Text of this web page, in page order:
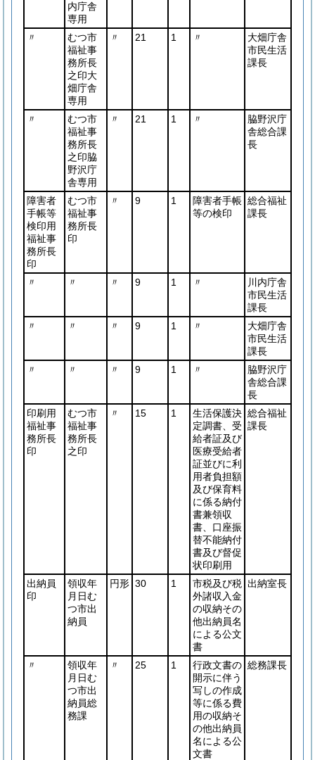
内庁舎
専用
〃
むつ市
福祉事
務所長
之印大
畑庁舎
専用
〃 21 1 〃
大畑庁舎
市民生活
課長
〃
むつ市
福祉事
務所長
之印脇
野沢庁
舎専用
〃 21 1 〃
脇野沢庁
舎総合課
長
障害者
手帳等
検印用
福祉事
務所長
印
むつ市
福祉事
務所長
印
〃 9 1
障害者手帳
等の検印
総合福祉
課長
〃 〃 〃 9 1 〃
川内庁舎
市民生活
課長
〃
〃 〃 9 1 〃
大畑庁舎
市民生活
課長
〃
〃 〃 9 1 〃
脇野沢庁
舎総合課
長
印刷用
福祉事
務所長
印
むつ市
福祉事
務所長
之印
〃 15 1
生活保護決
定調書、受
給者証及び
医療受給者
証並びに利
用者負担額
及び保育料
に係る納付
書兼領収
書、口座振
替不能納付
書及び督促
状印刷用
総合福祉
課長
出納員
印
領収年
月日む
つ市出
納員
円形 30 1
市税及び税
外諸収入金
の収納その
他出納員名
による公文
書
出納室長
〃
領収年
月日む
つ市出
納員総
務課
〃 25 1
行政文書の
開示に伴う
写しの作成
等に係る費
用の収納そ
の他出納員
名による公
文書
総務課長